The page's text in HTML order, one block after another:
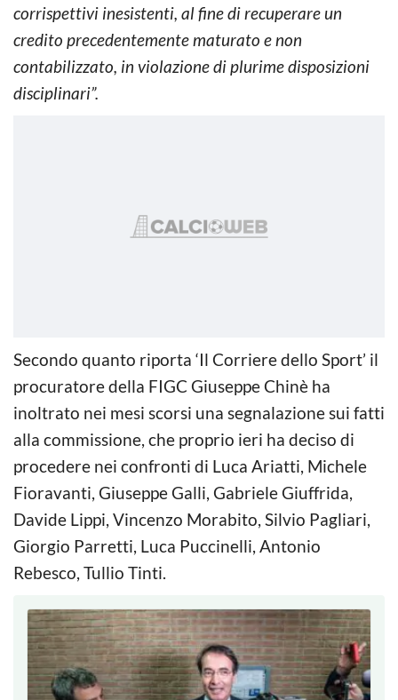
corrispettivi inesistenti, al fine di recuperare un
credito precedentemente maturato e non
contabilizzato, in violazione di plurime disposizioni
disciplinari”.
Secondo quanto riporta ‘Il Corriere dello Sport’ il
procuratore della FIGC Giuseppe Chinè ha
inoltrato nei mesi scorsi una segnalazione sui fatti
alla commissione, che proprio ieri ha deciso di
procedere nei confronti di Luca Ariatti, Michele
Fioravanti, Giuseppe Galli, Gabriele Giuffrida,
Davide Lippi, Vincenzo Morabito, Silvio Pagliari,
Giorgio Parretti, Luca Puccinelli, Antonio
Rebesco, Tullio Tinti.